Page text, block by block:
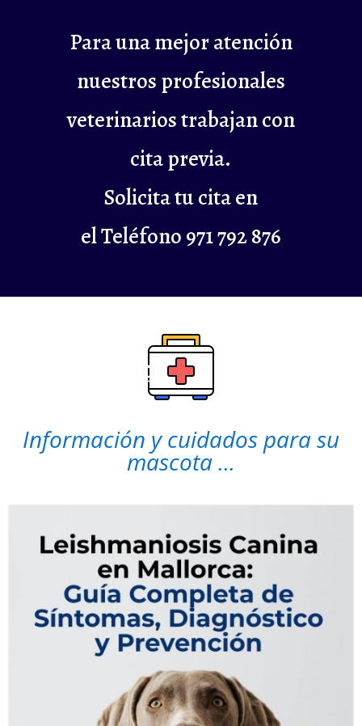
Para una mejor atención
nuestros profesionales
veterinarios trabajan con
cita previa.
Solicita tu cita en
el Teléfono 971 792 876
Información y cuidados para su
mascota ...